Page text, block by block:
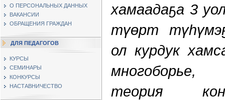
О ПЕРСОНАЛЬНЫХ ДАННЫХ
ВАКАНСИИ
ОБРАЩЕНИЯ ГРАЖДАН
ДЛЯ ПЕДАГОГОВ
КУРСЫ
СЕМИНАРЫ
КОНКУРСЫ
НАСТАВНИЧЕСТВО
хамаадаҕа 3
түөрт
ол курдук
многоборье,
теория